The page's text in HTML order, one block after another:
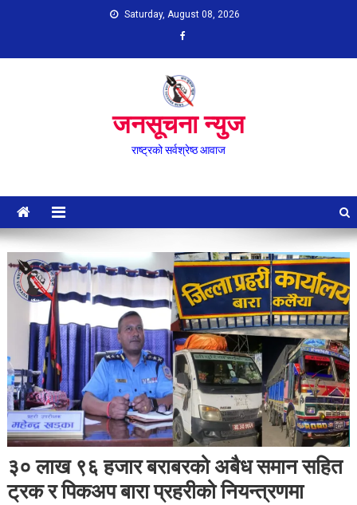
Saturday, August 08, 2026
जनसूचना न्युज
राष्ट्रको सर्वश्रेष्ठ आवाज
३० लाख ९६ हजार बराबरको अबैध समान सहित
ट्रक र पिकअप बारा प्रहरीको नियन्त्रणमा